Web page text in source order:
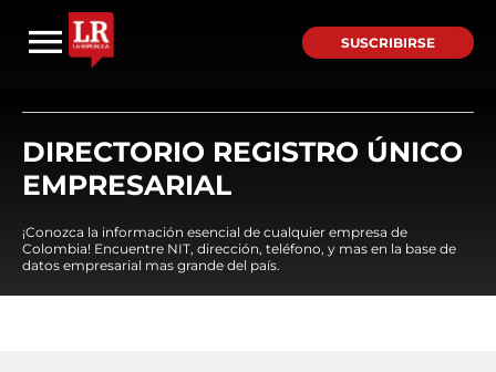
SUSCRIBIRSE
DIRECTORIO REGISTRO ÚNICO
EMPRESARIAL
¡Conozca la información esencial de cualquier empresa de
Colombia! Encuentre NIT, dirección, teléfono, y mas en la base de
datos empresarial mas grande del país.